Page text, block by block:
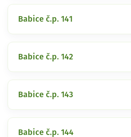
Babice č.p. 141
Babice č.p. 142
Babice č.p. 143
Babice č.p. 144